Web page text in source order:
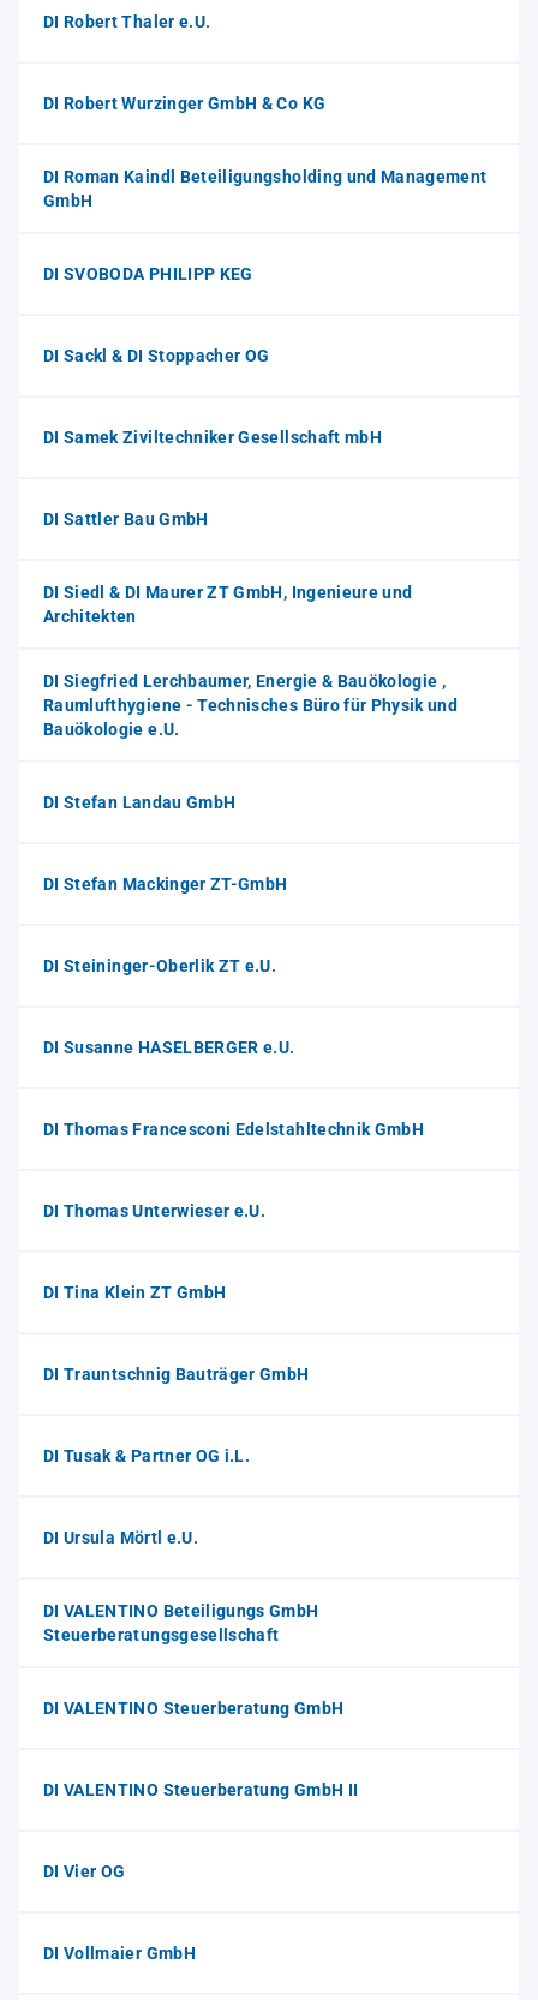
DI Robert Thaler e.U.
DI Robert Wurzinger GmbH & Co KG
DI Roman Kaindl Beteiligungsholding und Management
GmbH
DI SVOBODA PHILIPP KEG
DI Sackl & DI Stoppacher OG
DI Samek Ziviltechniker Gesellschaft mbH
DI Sattler Bau GmbH
DI Siedl & DI Maurer ZT GmbH, Ingenieure und
Architekten
DI Siegfried Lerchbaumer, Energie & Bauökologie ,
Raumlufthygiene - Technisches Büro für Physik und
Bauökologie e.U.
DI Stefan Landau GmbH
DI Stefan Mackinger ZT-GmbH
DI Steininger-Oberlik ZT e.U.
DI Susanne HASELBERGER e.U.
DI Thomas Francesconi Edelstahltechnik GmbH
DI Thomas Unterwieser e.U.
DI Tina Klein ZT GmbH
DI Trauntschnig Bauträger GmbH
DI Tusak & Partner OG i.L.
DI Ursula Mörtl e.U.
DI VALENTINO Beteiligungs GmbH
Steuerberatungsgesellschaft
DI VALENTINO Steuerberatung GmbH
DI VALENTINO Steuerberatung GmbH II
DI Vier OG
DI Vollmaier GmbH